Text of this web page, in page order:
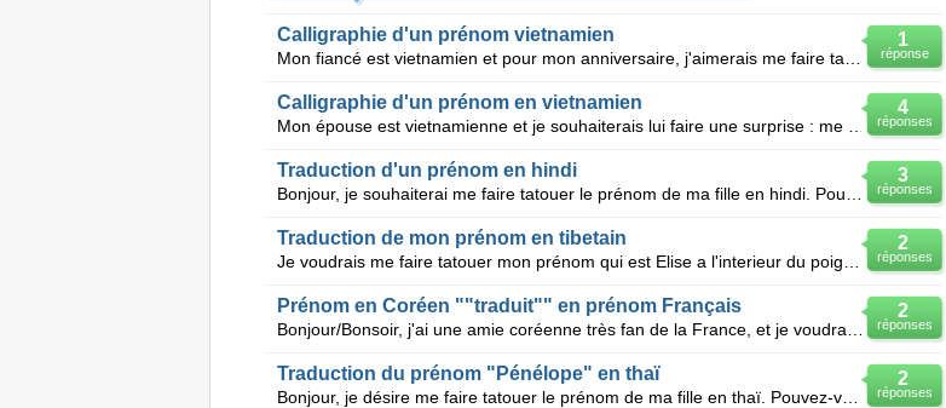
1
réponse
Calligraphie d'un prénom vietnamien
4
réponses
Calligraphie d'un prénom en vietnamien
3
réponses
Traduction d'un prénom en hindi
2
réponses
Traduction de mon prénom en tibetain
2
réponses
Prénom en Coréen ""traduit"" en prénom Français
2
réponses
Traduction du prénom "Pénélope" en thaï
Bonjour, je désire me faire tatouer le prénom de ma fille en thaï. Pouvez-vous m'indiquer commen